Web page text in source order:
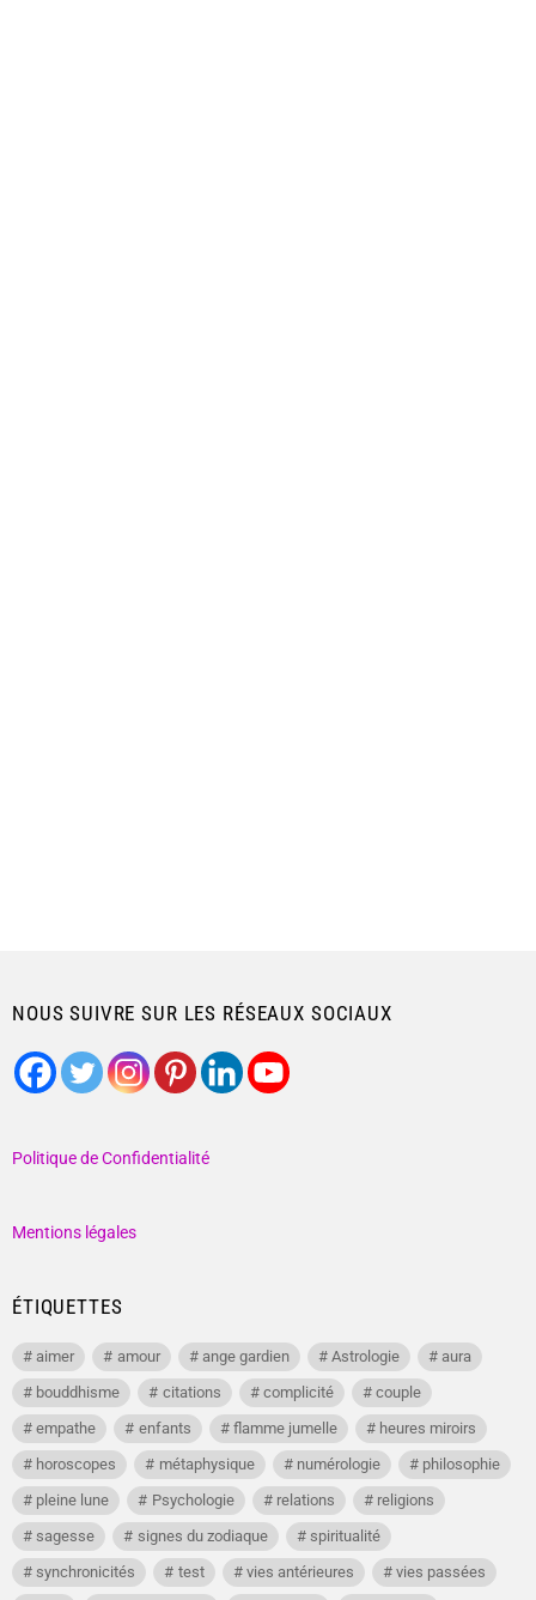
NOUS SUIVRE SUR LES RÉSEAUX SOCIAUX
Politique de Confidentialité
Mentions légales
ÉTIQUETTES
aimer amour ange gardien Astrologie
aura
bouddhisme
citations complicité
couple
empathe
enfants flamme jumelle
heures miroirs
horoscopes
métaphysique numérologie
philosophie
pleine lune
Psychologie relations
religions
sagesse
signes du zodiaque
spiritualité
synchronicités
test vies antérieures
vies passées